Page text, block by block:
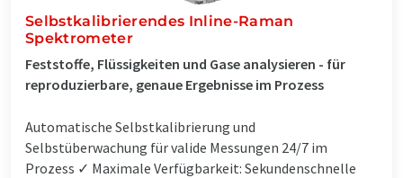
Selbstkalibrierendes Inline-Raman
Spektrometer
Feststoffe, Flüssigkeiten und Gase analysieren - für
reproduzierbare, genaue Ergebnisse im Prozess
Automatische Selbstkalibrierung und
Selbstüberwachung für valide Messungen 24/7 im
Prozess ✓ Maximale Verfügbarkeit: Sekundenschnelle